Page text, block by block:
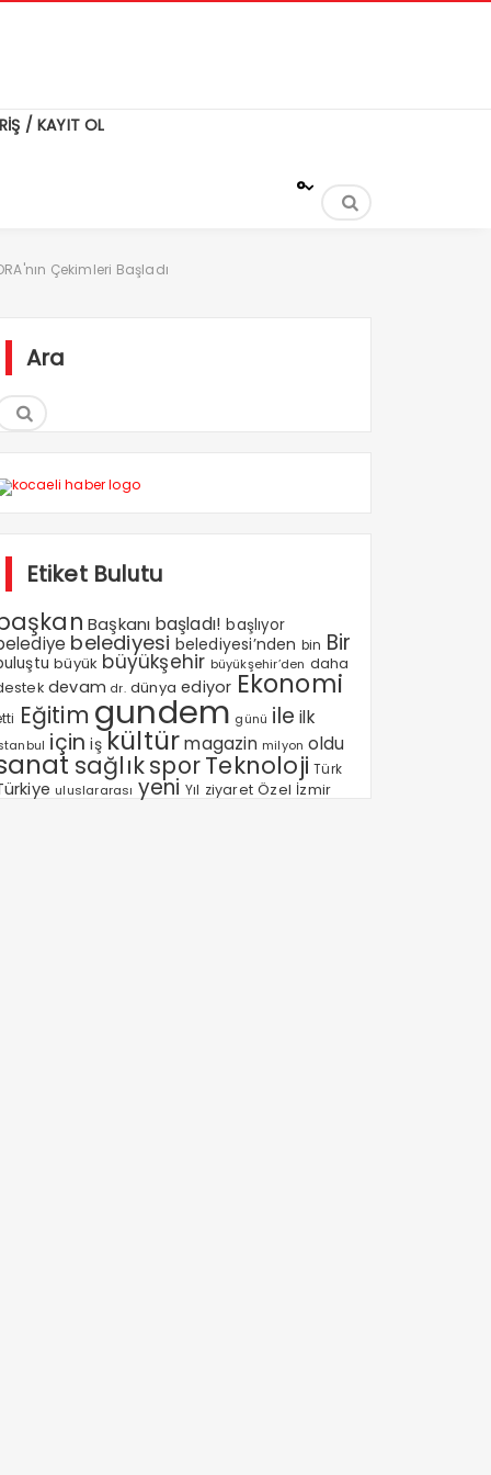
/ KAYIT OL
°
Çekimleri Başladı
Ara
Etiket Bulutu
Başkanı başladı! başlıyor
belediyesi belediyesi’nden bin Bir
büyük büyükşehir büyükşehir’den daha
devam dr. dünya ediyor Ekonomi
Eğitim gundem günü ile ilk
için iş kültür magazin milyon oldu
sağlıksporTeknoloji Türk
uluslararası yeni Yıl ziyaret Özel İzmir